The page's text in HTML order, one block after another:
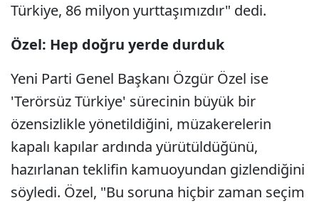
Türkiye, 86 milyon yurttaşımızdır" dedi.
Özel: Hep doğru yerde durduk
Yeni Parti Genel Başkanı Özgür Özel ise
'Terörsüz Türkiye' sürecinin büyük bir
özensizlikle yönetildiğini, müzakerelerin
kapalı kapılar ardında yürütüldüğünü,
hazırlanan teklifin kamuoyundan gizlendiğini
söyledi. Özel, "Bu soruna hiçbir zaman seçim